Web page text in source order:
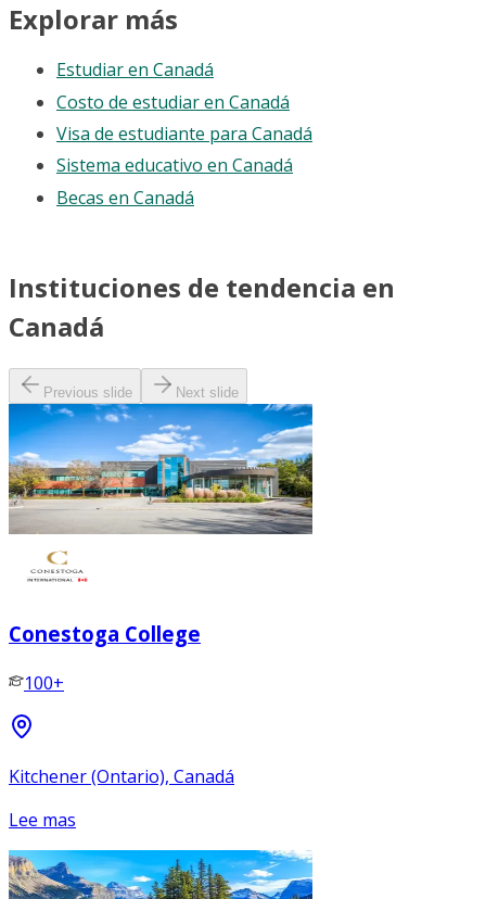
Explorar más
Estudiar en Canadá
Costo de estudiar en Canadá
Visa de estudiante para Canadá
Sistema educativo en Canadá
Becas en Canadá
Instituciones de tendencia en
Canadá
Previous slide Next slide
Conestoga College
100+
Kitchener (Ontario), Canadá
Lee mas